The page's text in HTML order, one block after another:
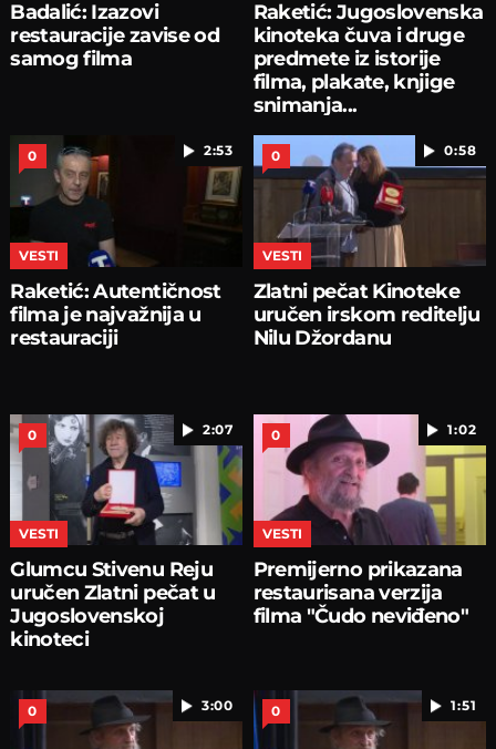
Badalić: Izazovi
restauracije zavise od
samog filma
Raketić: Jugoslovenska
kinoteka čuva i druge
predmete iz istorije
filma, plakate, knjige
snimanja...
2:53
0
VESTI
Raketić: Autentičnost
filma je najvažnija u
restauraciji
0:58
0
VESTI
Zlatni pečat Kinoteke
uručen irskom reditelju
Nilu Džordanu
2:07
0
VESTI
Glumcu Stivenu Reju
uručen Zlatni pečat u
Jugoslovenskoj
kinoteci
1:02
0
VESTI
Premijerno prikazana
restaurisana verzija
filma "Čudo neviđeno"
3:00
0 1:51
0